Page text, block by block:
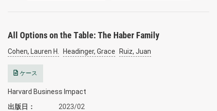
All Options on the Table: The Haber Family
Cohen, Lauren H. Headinger, Grace Ruiz, Juan
ケース
Harvard Business Impact
出版日
2023/02